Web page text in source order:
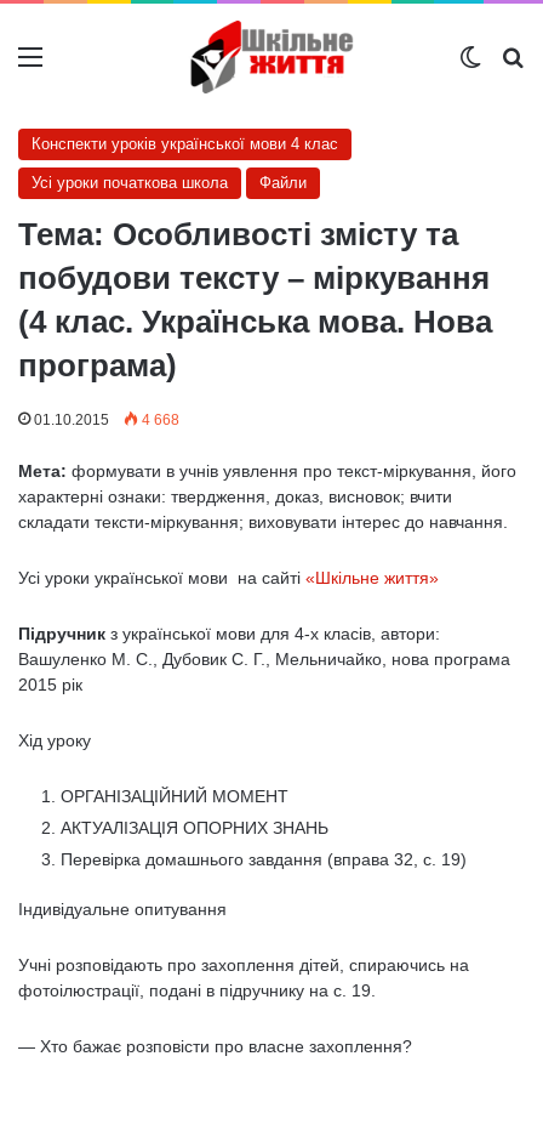
Меню
Конспекти уроків української мови 4 клас
Усі уроки початкова школа Файли
Тема: Особливості змісту та
побудови тексту – міркування
(4 клас. Українська мова. Нова
програма)
01.10.2015 4 668
Мета: формувати в учнів уявлення про текст-міркування, його
характерні ознаки: твердження, доказ, висновок; вчити
складати тексти-міркування; виховувати інтерес до навчання.
Усі уроки української мови на сайті «Шкільне життя»
Підручник з української мови для 4-х класів, автори:
Вашуленко М. С., Дубовик С. Г., Мельничайко, нова програма
2015 рік
Хід уроку
ОРГАНІЗАЦІЙНИЙ МОМЕНТ
АКТУАЛІЗАЦІЯ ОПОРНИХ ЗНАНЬ
Перевірка домашнього завдання (вправа 32, с. 19)
Індивідуальне опитування
Учні розповідають про захоплення дітей, спираючись на
фотоілюстрації, подані в підручнику на с. 19.
— Хто бажає розповісти про власне захоплення?